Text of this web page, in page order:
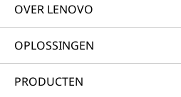
OVER LENOVO
OPLOSSINGEN
PRODUCTEN